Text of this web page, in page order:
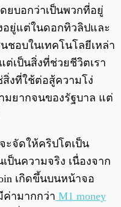
ยบอกว่าเป็นพวกที่อยู่
ยู่แต่ในดอกทิวลิปและ
อบในเทคโนโลยีเหล่า
ต่เป็นสิ่งที่ช่วยชีวิตเรา
สิ่งที่ใช้ต่อสู้ความโง่
มยากจนของรัฐบาล แต่
ะจัดให้คริปโตเป็น
ป็นความจริง เนื่องจาก
เกิดขึ้นบนหน้าจอ
ค่ามากกว่า M1 money